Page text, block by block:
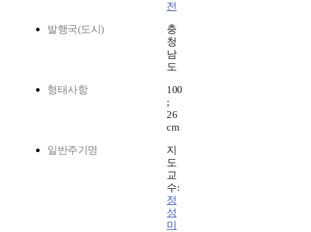
전
발행국(도시)
충
청
남
도
형태사항
100
;
26
cm
일반주기명
지
도
교
수:
정
성
미